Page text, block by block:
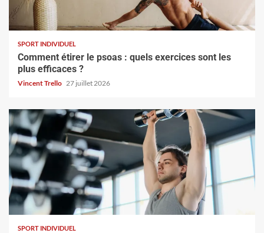
SPORT INDIVIDUEL
Comment étirer le psoas : quels exercices sont les
plus efficaces ?
Vincent Trello 27 juillet 2026
SPORT INDIVIDUEL